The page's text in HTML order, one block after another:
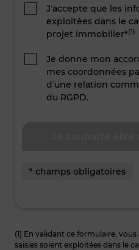
J’accepte que les
exploitées dans le
projet immobilier*(1)
Je donne mon
mes coordonnées
d’une relation
du RGPD.
* champs obligatoires
(1) En validant ce formulaire,
saisies soient exploitées dans le